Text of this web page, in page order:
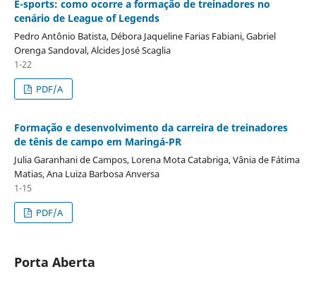
E-sports: como ocorre a formação de treinadores no
cenário de League of Legends
Pedro Antônio Batista, Débora Jaqueline Farias Fabiani, Gabriel
Orenga Sandoval, Alcides José Scaglia
1-22
PDF/A
Formação e desenvolvimento da carreira de treinadores
de tênis de campo em Maringá-PR
Julia Garanhani de Campos, Lorena Mota Catabriga, Vânia de Fátima
Matias, Ana Luiza Barbosa Anversa
1-15
PDF/A
Porta Aberta